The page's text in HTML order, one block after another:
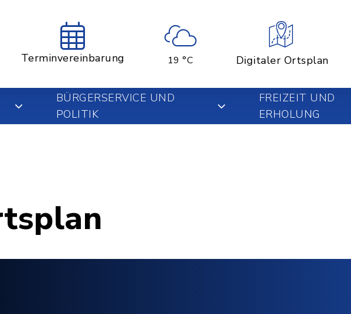
Terminvereinbarung 19 °C Digitaler Ortsplan
BÜRGERSERVICE UND
POLITIK
FREIZEIT UND
ERHOLUNG